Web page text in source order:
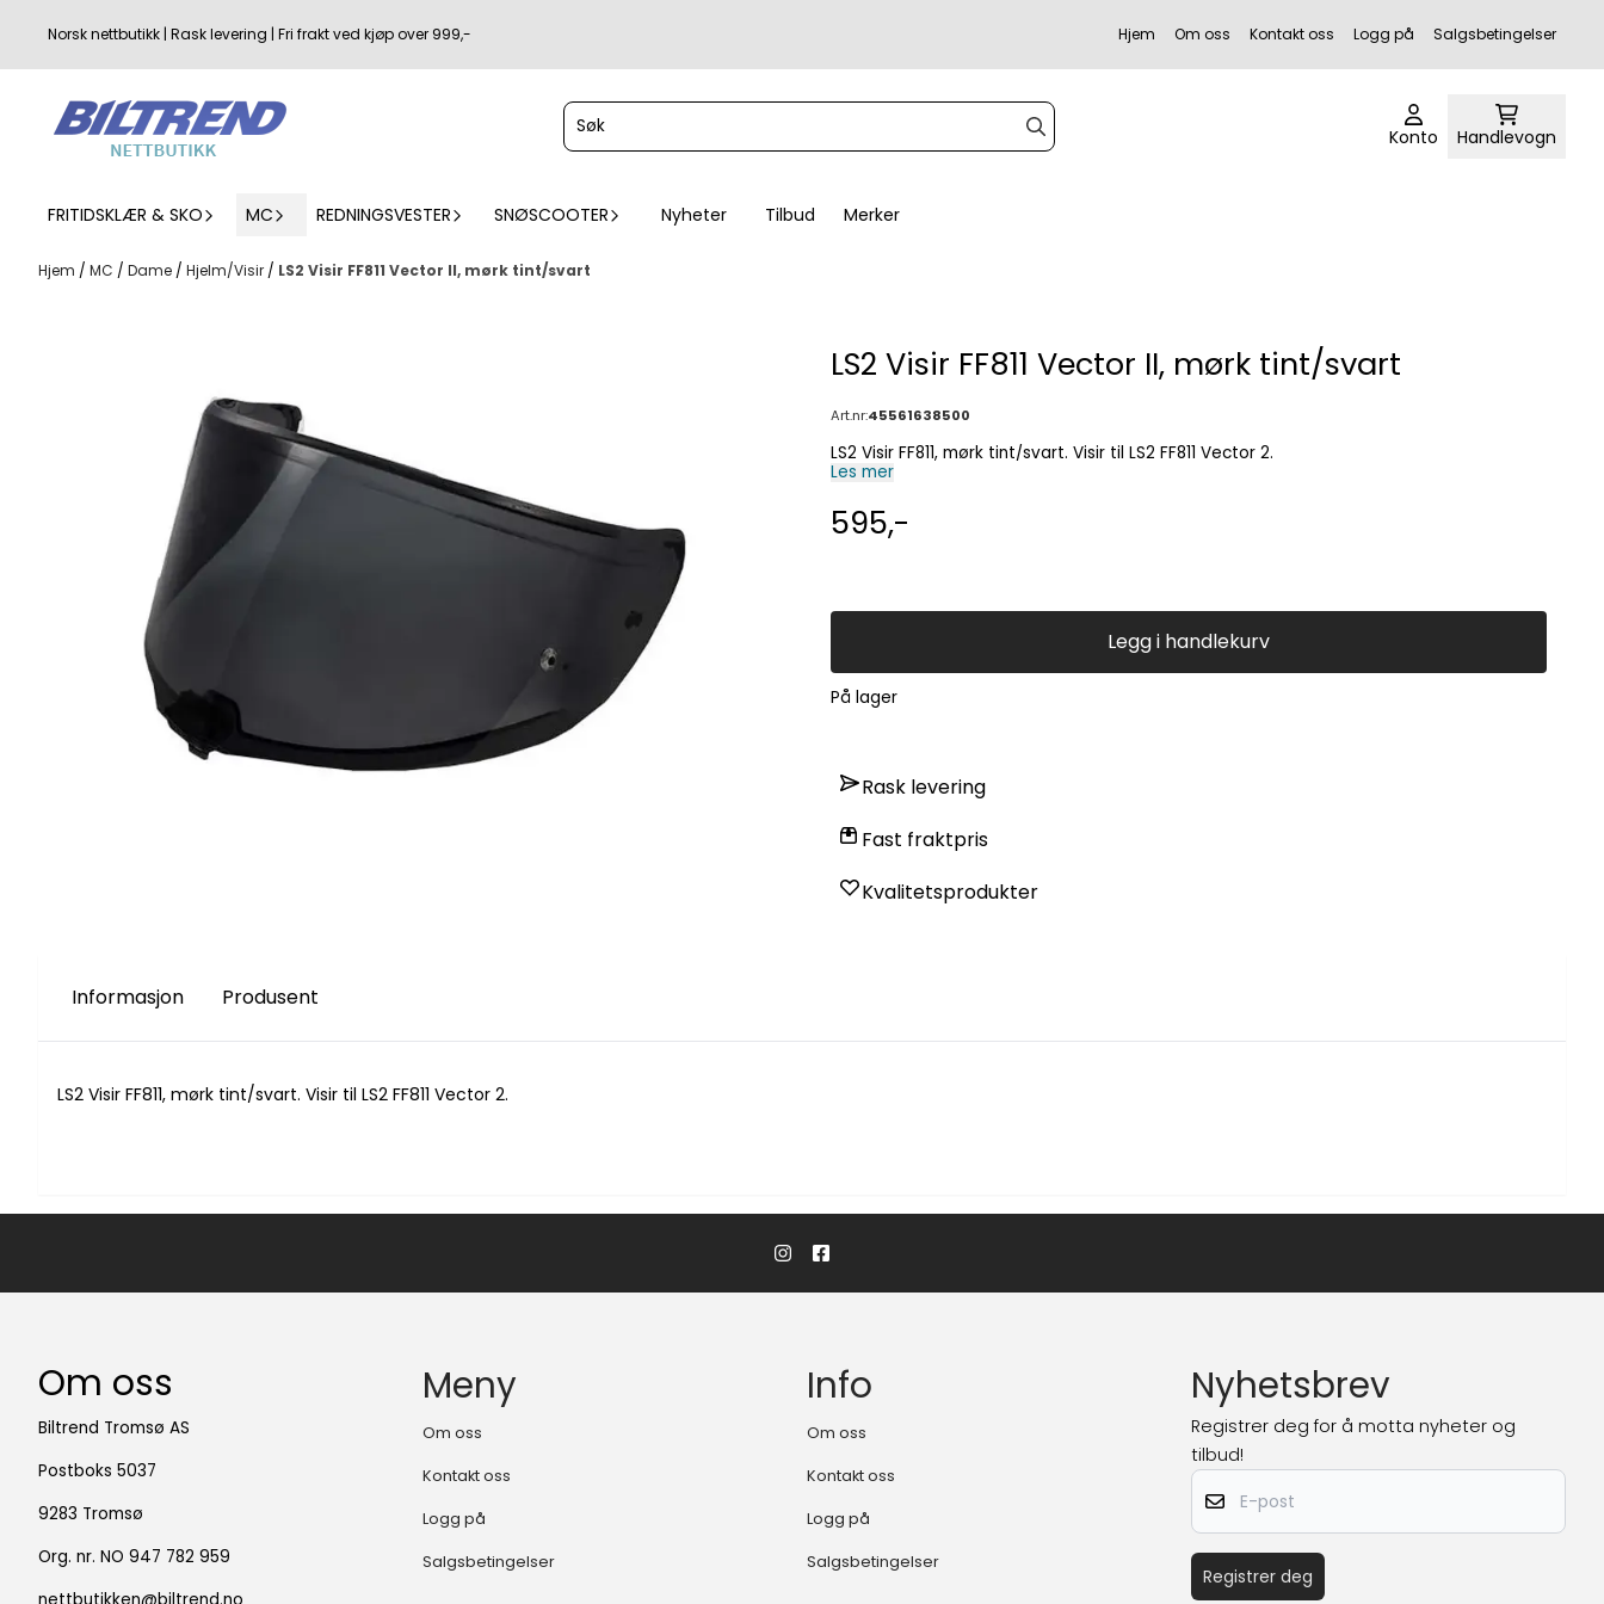
Hopp til innhold
Norsk nettbutikk | Rask levering | Fri frakt ved kjøp over 999,- Hjem Om oss Kontakt oss Logg på Salgsbetingelser
Konto Handlevogn
FRITIDSKLÆR & SKO MC REDNINGSVESTER SNØSCOOTER Nyheter Tilbud Merker
Hjem / MC / Dame / Hjelm/Visir / LS2 Visir FF811 Vector II, mørk tint/svart
LS2 Visir FF811 Vector II, mørk tint/svart
Art.nr:45561638500
LS2 Visir FF811, mørk tint/svart. Visir til LS2 FF811 Vector 2.
Les mer
595,-
Legg i handlekurv
På lager
Rask levering
Fast fraktpris
Kvalitetsprodukter
Informasjon Produsent
LS2 Visir FF811, mørk tint/svart. Visir til LS2 FF811 Vector 2.
Om oss
Biltrend Tromsø AS
Postboks 5037
9283 Tromsø
Org. nr. NO 947 782 959
Meny
Om oss
Kontakt oss
Logg på
Salgsbetingelser
Info
Om oss
Kontakt oss
Logg på
Salgsbetingelser
Nyhetsbrev
Registrer deg for å motta nyheter og
tilbud!
E-post
Registrer deg